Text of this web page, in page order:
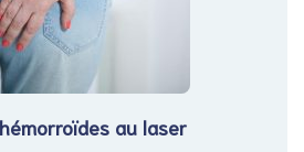
au laser​